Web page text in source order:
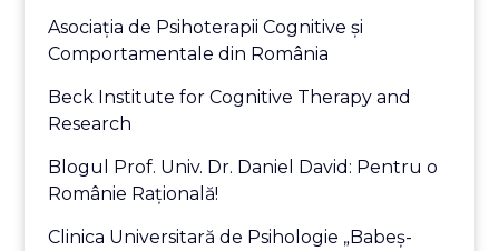
Asociaţia de Psihoterapii Cognitive şi
Comportamentale din România
Beck Institute for Cognitive Therapy and
Research
Blogul Prof. Univ. Dr. Daniel David: Pentru o
Românie Raţională!
Clinica Universitară de Psihologie „Babeş-